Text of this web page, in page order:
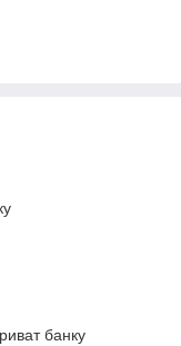
банку